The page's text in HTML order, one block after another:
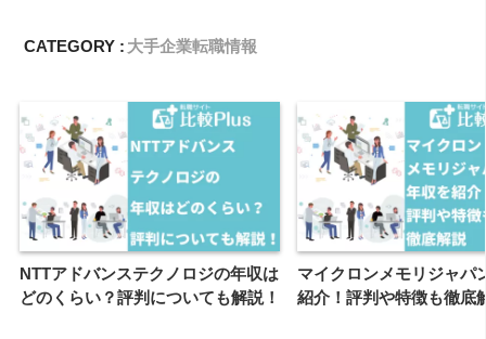
CATEGORY : 大手企業転職情報
NTTアドバンステクノロジの年収は
どのくらい？評判についても解説！
マイクロンメモリジャパ
紹介！評判や特徴も徹底